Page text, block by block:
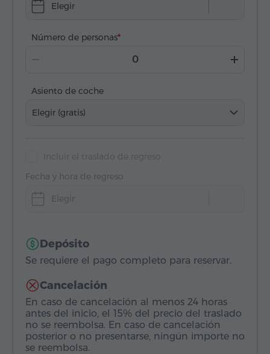
Elegir
Número de personas
Asiento de coche
Elegir (gratis)
Fecha y hora de regreso
Elegir
Depósito
Se requiere el pago completo para reservar.
Cancelación
En caso de cancelación al menos 24 horas
antes del inicio, el 15% del precio del traslado
no se reembolsa. En caso de cancelación
posterior o no presentarse, ningún importe no
se reembolsa.